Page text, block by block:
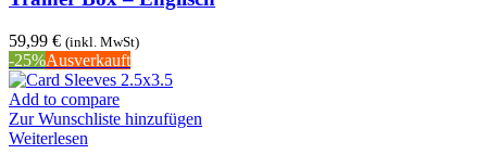
59,99 € (inkl. MwSt)
-25%Ausverkauft
Add to compare
Zur Wunschliste hinzufügen
Weiterlesen